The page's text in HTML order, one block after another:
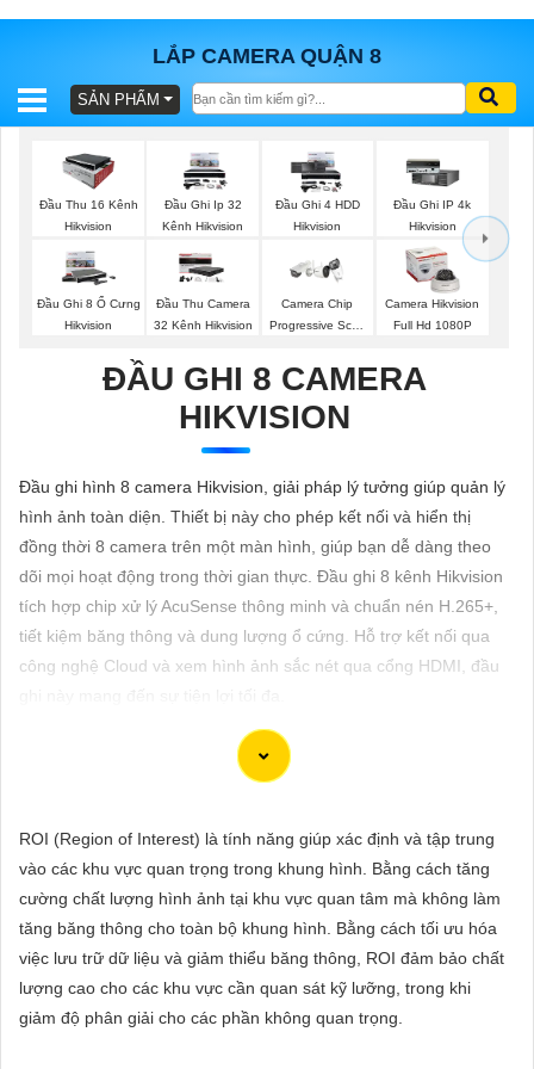
LẮP CAMERA QUẬN 8
BÁO
TRỌN
GÓI
SẢN
VẤN
LẮP
ĐẶT
PHỤ
KIỆN
VẤN
DỊCH
VỤ
SẢN PHẨM
Đầu Thu 16 Kênh
Hikvision
Đầu Ghi Ip 32
Kênh Hikvision
Đầu Ghi 4 HDD
Hikvision
Đầu Ghi IP 4k
Hikvision
Đầu Ghi 8 Ổ Cưng
Hikvision
Đầu Thu Camera
32 Kênh Hikvision
Camera Chip
Progressive Scan
Camera Hikvision
Full Hd 1080P
ĐẦU GHI 8 CAMERA
HIKVISION
Đầu ghi hình 8 camera Hikvision, giải pháp lý tưởng giúp quản lý
hình ảnh toàn diện. Thiết bị này cho phép kết nối và hiển thị
đồng thời 8 camera trên một màn hình, giúp bạn dễ dàng theo
dõi mọi hoạt động trong thời gian thực. Đầu ghi 8 kênh Hikvision
tích hợp chip xử lý AcuSense thông minh và chuẩn nén H.265+,
tiết kiệm băng thông và dung lượng ổ cứng. Hỗ trợ kết nối qua
công nghệ Cloud và xem hình ảnh sắc nét qua cổng HDMI, đầu
thiệu sản phẩm về việc lắp Camera Hikvision giá rẻ với hình ảnh
ROI (Region of Interest) là tính năng giúp xác định và tập trung
vào các khu vực quan trọng trong khung hình. Bằng cách tăng
cường chất lượng hình ảnh tại khu vực quan tâm mà không làm
tăng băng thông cho toàn bộ khung hình. Bằng cách tối ưu hóa
việc lưu trữ dữ liệu và giảm thiểu băng thông, ROI đảm bảo chất
lượng cao cho các khu vực cần quan sát kỹ lưỡng, trong khi
giảm độ phân giải cho các phần không quan trọng.